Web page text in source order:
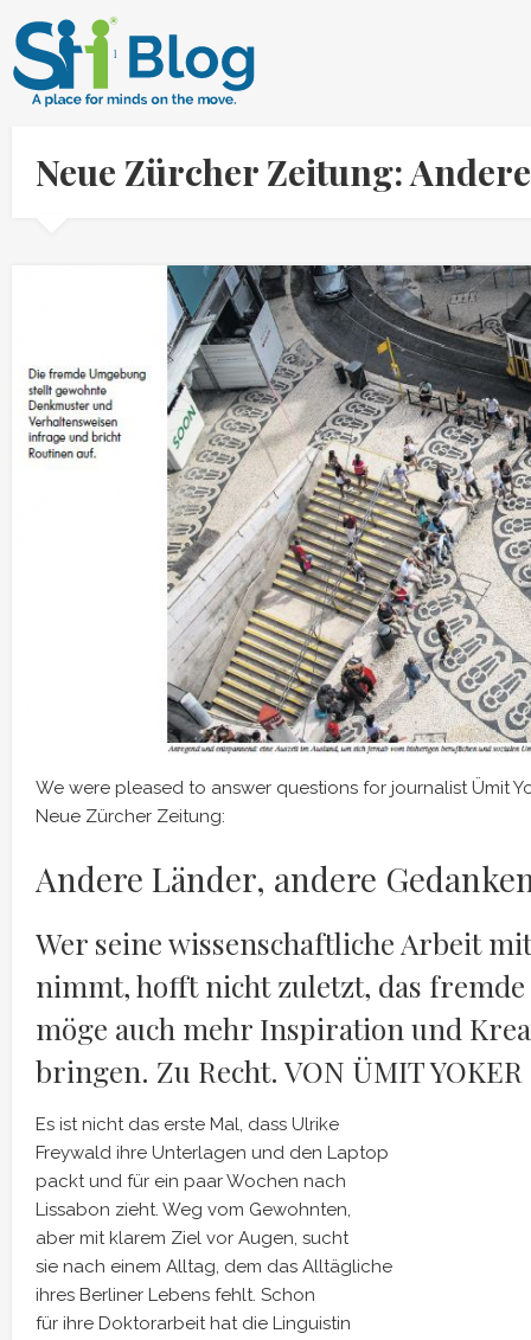
Neue Zürcher Zeitung:
We were pleased to answer questions for journalist Ümit
Neue Zürcher Zeitung:
Andere Länder, andere
Wer seine wissenschaftliche Arbeit
nimmt, hofft nicht zuletzt, das
möge auch mehr Inspiration und
bringen. Zu Recht. VON ÜMIT YOKER
Es ist nicht das erste Mal, dass Ulrike
Freywald ihre Unterlagen und den Laptop
packt und für ein paar Wochen nach
Lissabon zieht. Weg vom Gewohnten,
aber mit klarem Ziel vor Augen, sucht
sie nach einem Alltag, dem das Alltägliche
ihres Berliner Lebens fehlt. Schon
für ihre Doktorarbeit hat die Linguistin